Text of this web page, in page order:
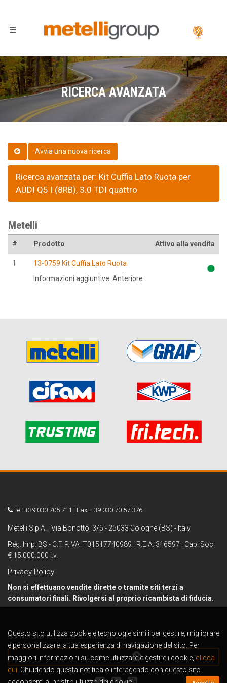
RICERCA AVANZATA
Ricerca avanzata per: Kit Cuffia Lato Ruota per
AUDI Q5 I (8RB), 3.0 TDI quattro
Metelli
# Prodotto Attivo alla vendita
1
13-0759 Kit Cuffia Lato Ruota
Informazioni aggiuntive: Anteriore
Tel: +39 030 705 711 | Fax: +39 030 70 57 376
Metelli S.p.A. | Via Bonotto, 3/5 - 25033 Cologne (BS) - Italy
Reg. Imp. BS - C.F. P.IVA IT01517740989 | R.E.A. 316597 | Cap. Soc.
€ 15.000.000 i.v.
Privacy Policy
Non si effettuano vendite dirette o tramite siti terzi a
consumatori finali. Rivolgersi al proprio ricambista di fiducia.
Iscriviti alla newsletter di Metelli Group
REGISTRATI
Questo sito utilizza cookie e tecnologie simili per gestire, migliorare
e personalizzare la tua esperienza di navigazione del sito. Per
maggiori informazioni su come utilizzare e gestire i cookie, clicca
qui. Chiudendo questa notifica o interagendo con questo sito